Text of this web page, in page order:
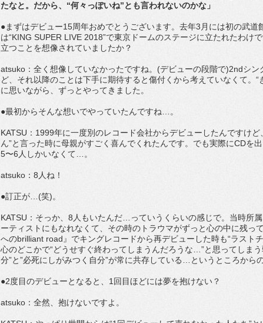
たなと。だから、“何々っぽいね”とも言われないのかな」
●まずはデビュー15周年おめでとうございます。去年3月には初の武道
は“KING SUPER LIVE 2018”で東京ドームのステージに立たれたわけ
立つことを想像されていましたか？
atsuko：全く想像していなかったですね。(デビューの段階で)2ndシ
ど、それ以降のことは下手に期待すると傷付くから考えていなくて。
に思いながら、ずっとやってきました。
●最初からそんな想いでやっていたんですね…。
KATSU：1999年に一度別のレコード会社からデビューしたんですけど
ん”と言った時に母親がすごく喜んでくれたんです。でも実際にCDを
5〜6人しかいなくて…。
atsuko：8人ね！
●訂正が…(笑)。
KATSU：そっか、8人もいたんだ…っていうくらいの感じで。当時所
ーティストにもなれなくて、その時のトラウマがずっと心の中に残っ
へのbrilliant road』でキングレコードから再デビューした時も“ラスト
心のどこかで“どうせすぐ終わってしまうんだろうな…”と思ってしま
分”と”必死にしがみつく自分”が常に共存している…というところから
●2度目のデビューとなると、1回目ほどには夢を抱けない？
atsuko：全然、抱けないですよ。